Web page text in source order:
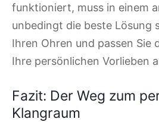
funktioniert, muss in einem
unbedingt die beste Lösung
Ihren Ohren und passen Sie
Ihre persönlichen Vorlieben
Fazit: Der Weg zum
Klangraum